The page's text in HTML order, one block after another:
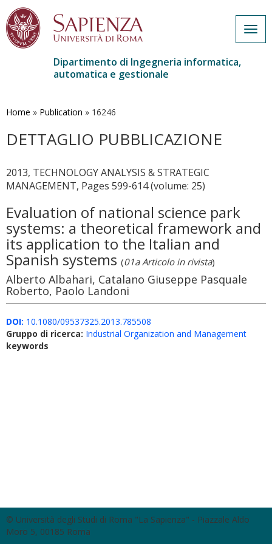
contenuto
Dipartimento di Ingegneria informatica,
automatica e gestionale
Home » Publication » 16246
DETTAGLIO PUBBLICAZIONE
2013, TECHNOLOGY ANALYSIS & STRATEGIC
MANAGEMENT, Pages 599-614 (volume: 25)
Evaluation of national science park
systems: a theoretical framework and
its application to the Italian and
Spanish systems (01a Articolo in rivista)
Alberto Albahari, Catalano Giuseppe Pasquale
Roberto, Paolo Landoni
DOI: 10.1080/09537325.2013.785508
Gruppo di ricerca: Industrial Organization and Management
keywords
© Università degli Studi di Roma "La Sapienza" - Piazzale Aldo
Moro 5, 00185 Roma